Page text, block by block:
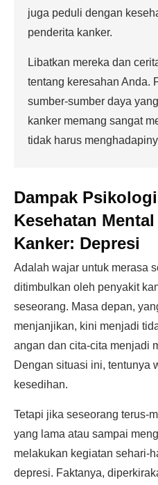
juga peduli dengan
penderita kanker.
Libatkan mereka dan
tentang keresahan Anda.
sumber-sumber daya
kanker memang sangat
tidak harus
Dampak
Kesehatan
Kanker: Depresi
Adalah wajar untuk merasa
ditimbulkan oleh penyakit
seseorang. Masa depan,
menjanjikan, kini menjadi
angan dan cita-cita menjadi
Dengan situasi ini, tentunya
kesedihan.
Tetapi jika seseorang terus-
yang lama atau sampai
melakukan kegiatan sehari-
depresi. Faktanya,